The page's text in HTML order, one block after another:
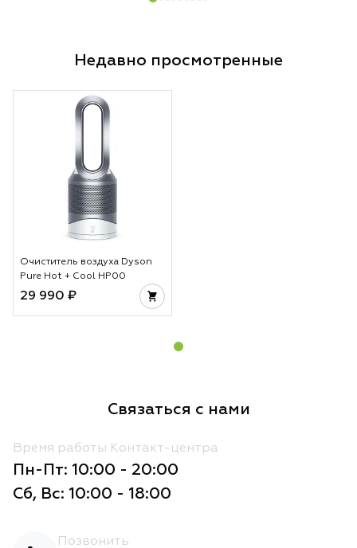
Недавно просмотренные
Очиститель воздуха Dyson
Pure Hot + Cool HP00
29 990 ₽
Связаться с нами
Время работы Контакт-центра
Пн-Пт: 10:00 - 20:00
Сб, Вс: 10:00 - 18:00
Позвонить